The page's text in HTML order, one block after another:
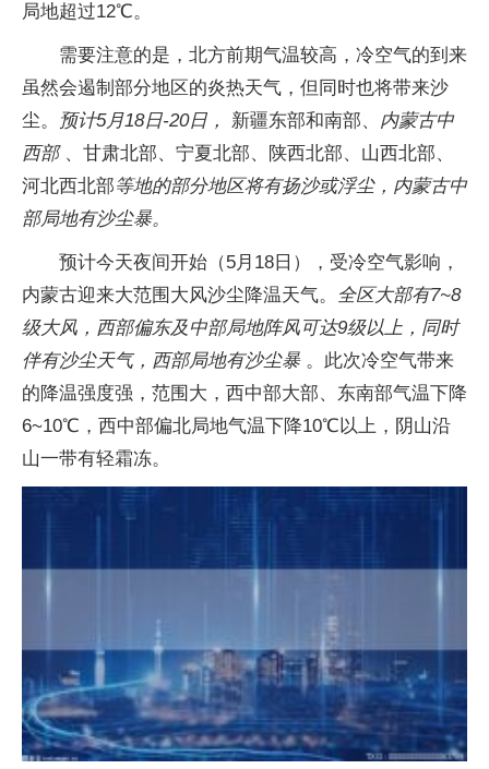
局地超过12℃。
需要注意的是，北方前期气温较高，冷空气的到来
虽然会遏制部分地区的炎热天气，但同时也将带来沙
尘。
预计5月18日-20日， 新疆东部和南部、 内蒙古中
西部、甘肃北部、宁夏北部、陕西北部、山西北部、
河北西北部等地的部分地区将有扬沙或浮尘，内蒙古中
部局地有沙尘暴。
预计今天夜间开始（5月18日），受冷空气影响，
内蒙古迎来大范围大风沙尘降温天气。
全区大部有7~8
级大风，西部偏东及中部局地阵风可达9级以上，同时
伴有沙尘天气，西部局地有沙尘暴。此次冷空气带来
的降温强度强，范围大，西中部大部、东南部气温下降
6~10℃，西中部偏北局地气温下降10℃以上，阴山沿
山一带有轻霜冻。